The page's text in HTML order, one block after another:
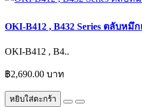
OKI-B412 , B432 Series ตลับห
OKI-B412 , B4..
฿2,690.00 บาท
หยิบใส่ตะกร้า